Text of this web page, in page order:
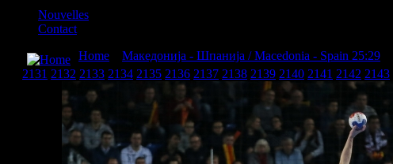
Nouvelles
Contact
Home
Македонија - Шпанија / Macedonia - Spain 25:29
2131 2132 2133 2134 2135 2136 2137 2138 2139 2140 2141 2142 2143